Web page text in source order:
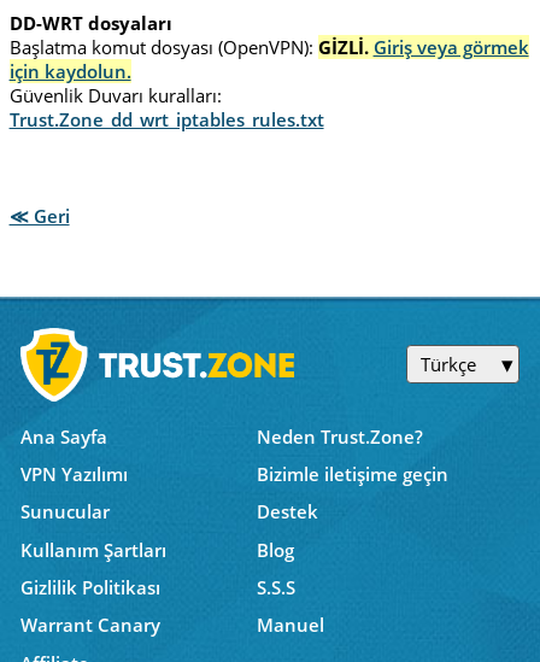
DD-WRT dosyaları
Başlatma komut dosyası (OpenVPN): GİZLİ. Giriş veya görmek
için kaydolun.
Güvenlik Duvarı kuralları:
Trust.Zone_dd_wrt_iptables_rules.txt
≪ Geri
Türkçe
Ana Sayfa
Neden Trust.Zone?
VPN Yazılımı
Bizimle iletişime geçin
Sunucular
Destek
Kullanım Şartları
Blog
Gizlilik Politikası
S.S.S
Warrant Canary
Manuel